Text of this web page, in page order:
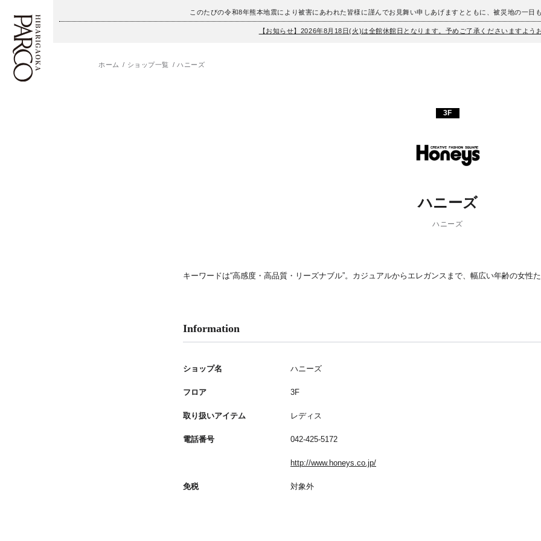
このたびの令和8年熊本地震により被害にあわれた皆様に謹んでお見舞い申しあげますとともに、被災地の一日
【お知らせ】2026年8月18日(火)は全館休館日となります。予めご了承くださいますよう
ホーム ショップ一覧 ハニーズ
3F
ハニーズ
ハニーズ
キーワードは“高感度・高品質・リーズナブル”。カジュアルからエレガンスまで、幅広い年齢の女性
Information
ショップ名 ハニーズ
フロア 3F
取り扱いアイテム レディス
電話番号 042-425-5172
http://www.honeys.co.jp/
免税 対象外